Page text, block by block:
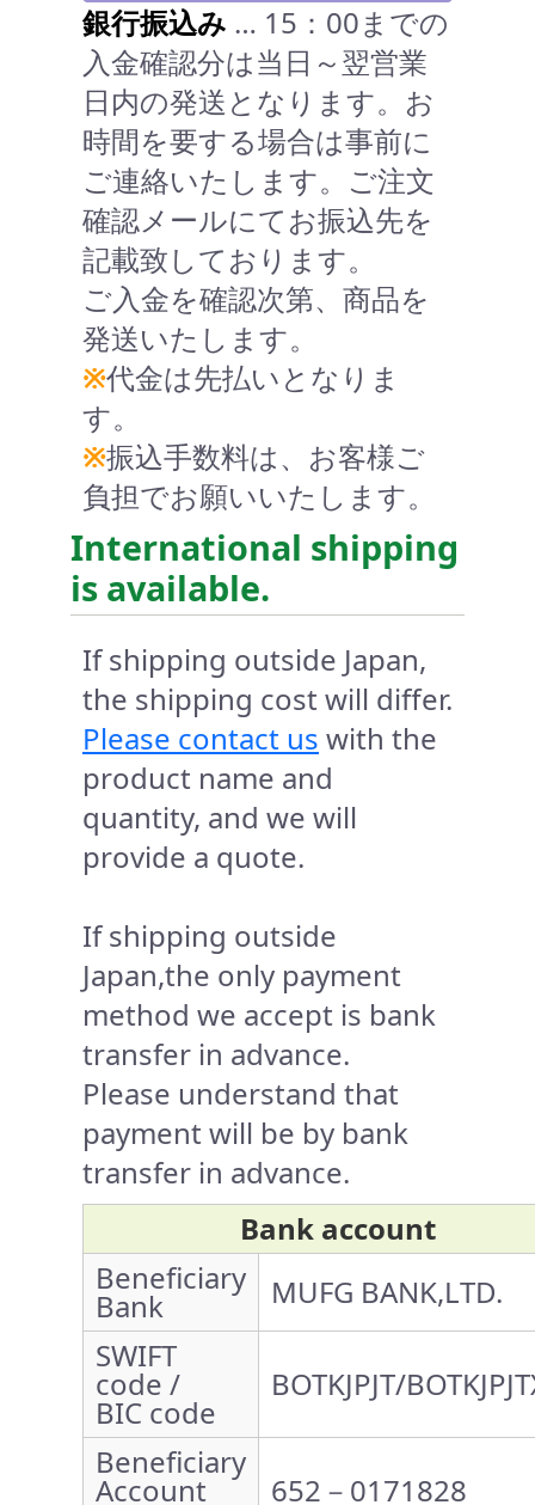
銀行振込み … 15：00までの
入金確認分は当日～翌営業
日内の発送となります。お
時間を要する場合は事前に
ご連絡いたします。ご注文
確認メールにてお振込先を
記載致しております。
ご入金を確認次第、商品を
発送いたします。
※代金は先払いとなりま
す。
※振込手数料は、お客様ご
負担でお願いいたします。
International shipping
is available.
If shipping outside Japan,
the shipping cost will differ.
Please contact us with the
product name and
quantity, and we will
provide a quote.
If shipping outside
Japan,the only payment
method we accept is bank
transfer in advance.
Please understand that
payment will be by bank
transfer in advance.
Bank account
Beneficiary
Bank
MUFG BANK,LTD.
SWIFT
code /
BIC code
BOTKJPJT/
Beneficiary
Account
652－0171828